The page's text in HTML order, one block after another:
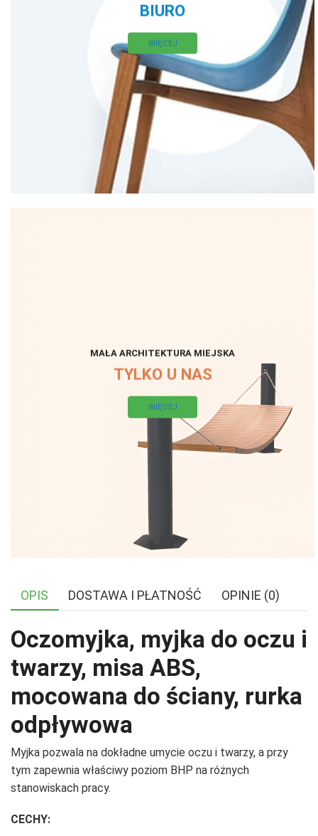
BIURO
WIĘCEJ
MAŁA ARCHITEKTURA MIEJSKA
TYLKO U NAS
WIĘCEJ
OPIS DOSTAWA I PŁATNOŚĆ OPINIE (0)
Oczomyjka, myjka do oczu i
twarzy, misa ABS,
mocowana do ściany, rurka
odpływowa
Myjka pozwala na dokładne umycie oczu i twarzy, a przy
tym zapewnia właściwy poziom BHP na różnych
stanowiskach pracy.
CECHY: